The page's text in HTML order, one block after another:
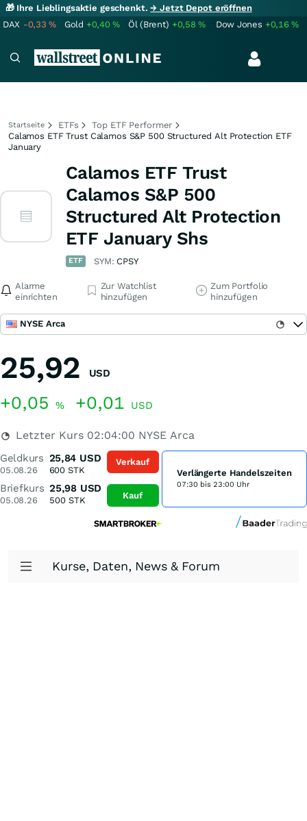
🎁 Ihre Lieblingsaktie geschenkt.→ Jetzt Depot eröffnen
DAX -0,33% Gold +0,40% Öl (Brent) +0,58% Dow Jones +0,16%
Startseite ETFs
Top ETF Performer
Calamos ETF Trust Calamos S&P 500 Structured Alt Protection ETF
January
Calamos ETF Trust
Calamos S&P 500
Structured Alt Protection
ETF January Shs
ETF SYM: CPSY
Alarme
einrichten
Zur Watchlist
hinzufügen
Zum Portfolio
hinzufügen
NYSE Arca
25,92 USD
+0,05 % +0,01 USD
Letzter Kurs 02:04:00 NYSE Arca
Geldkurs
05.08.26
25,84 USD
600 STK
Briefkurs
05.08.26
25,98 USD
500STK
Verkauf
Kauf
Verlängerte Handelszeiten
07:30 bis 23:00 Uhr
Kurse, Daten, News & Forum